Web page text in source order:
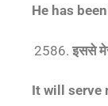
He has
इससे
It will serve